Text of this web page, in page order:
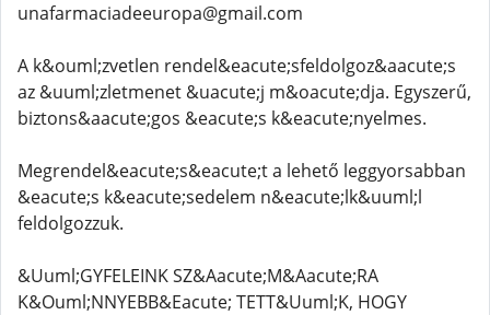
unafarmaciadeeuropa@gmail.com
A k&ouml;zvetlen rendel&eacute;sfeldolgoz&aacute;s
az &uuml;zletmenet &uacute;j m&oacute;dja. Egyszerű,
biztons&aacute;gos &eacute;s k&eacute;nyelmes.
Megrendel&eacute;s&eacute;t a lehető leggyorsabban
&eacute;s k&eacute;sedelem n&eacute;lk&uuml;l
feldolgozzuk.
&Uuml;GYFELEINK SZ&Aacute;M&Aacute;RA
K&Ouml;NNYEBB&Eacute; TETT&Uuml;K, HOGY